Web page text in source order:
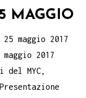
MAGGIO
maggio 2017
2017
MYC,